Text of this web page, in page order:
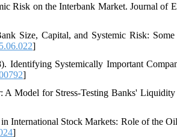
Risk on the Interbank Market. Journal of
Size, Capital, and Systemic Risk:
]
Identifying Systemically Important
]
A Model for Stress-Testing Banks'
International Stock Markets: Role of the
]